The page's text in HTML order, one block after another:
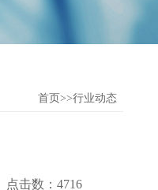
首页 >>行业动态
点击数：4716